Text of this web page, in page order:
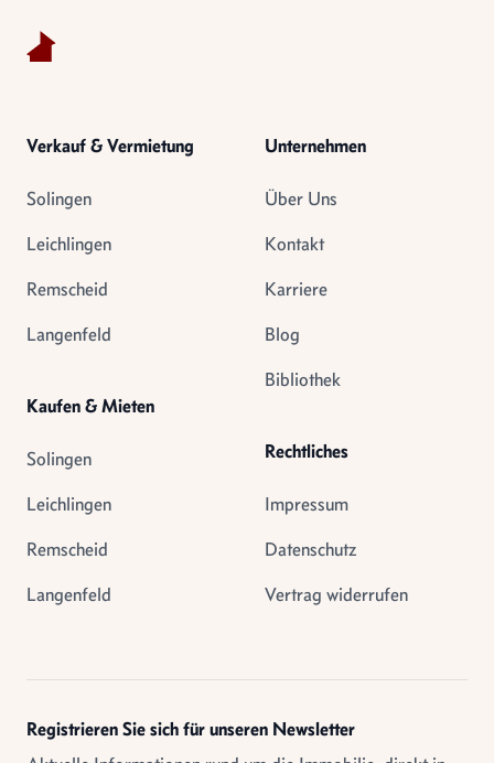
Verkauf & Vermietung
Solingen
Leichlingen
Remscheid
Langenfeld
Kaufen & Mieten
Solingen
Leichlingen
Remscheid
Langenfeld
Unternehmen
Über Uns
Kontakt
Karriere
Blog
Bibliothek
Rechtliches
Impressum
Datenschutz
Vertrag widerrufen
Registrieren Sie sich für unseren Newsletter